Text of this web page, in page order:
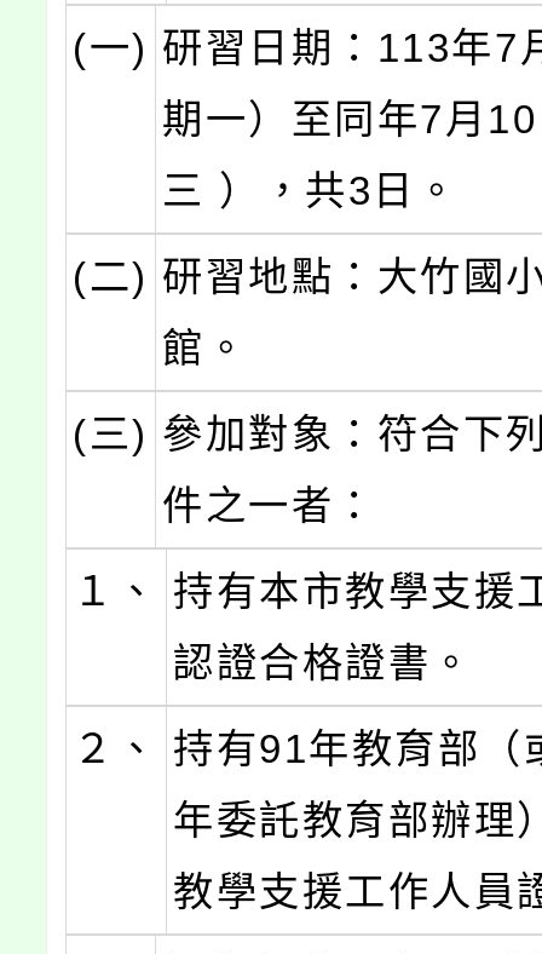
(一) 研習日期：113年7
期一）至同年7月
三 ），共3日。
(二) 研習地點：大竹國
館。
(三) 參加對象：符合下
件之一者：
１、
持有本市教學支援
認證合格證書。
２、
持有91年教育部（
年委託教育部辦理
教學支援工作人員